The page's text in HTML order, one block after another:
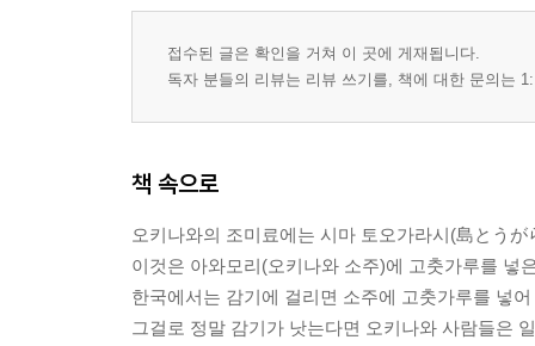
접수된 글은 확인을 거쳐 이 곳에 게재됩니다.
독자 분들의 리뷰는 리뷰 쓰기를, 책에 대한 문의는
책 속으로
오키나와의 조미료에는 시마 토오가라시(島とう
이것은 아와모리(오키나와 소주)에 고춧가루를 넣
한국에서는 감기에 걸리면 소주에 고춧가루를 넣
그걸로 정말 감기가 낫는다면 오키나와 사람들은